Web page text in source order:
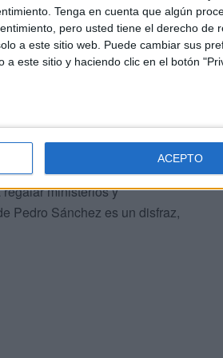
Tenga en cuenta que algún
pero usted tiene el derecho de
a este sitio web. Puede cambiar sus
este sitio y haciendo clic en el botón
ACEPTO
entregar todo solo por
que en las últimas
electoral. Ahora sin
al Rey, los que quieren
tiene la vicepresidencia del
un Gobierno. Si
ministerios y
Pedro Sánchez es un disfraz,